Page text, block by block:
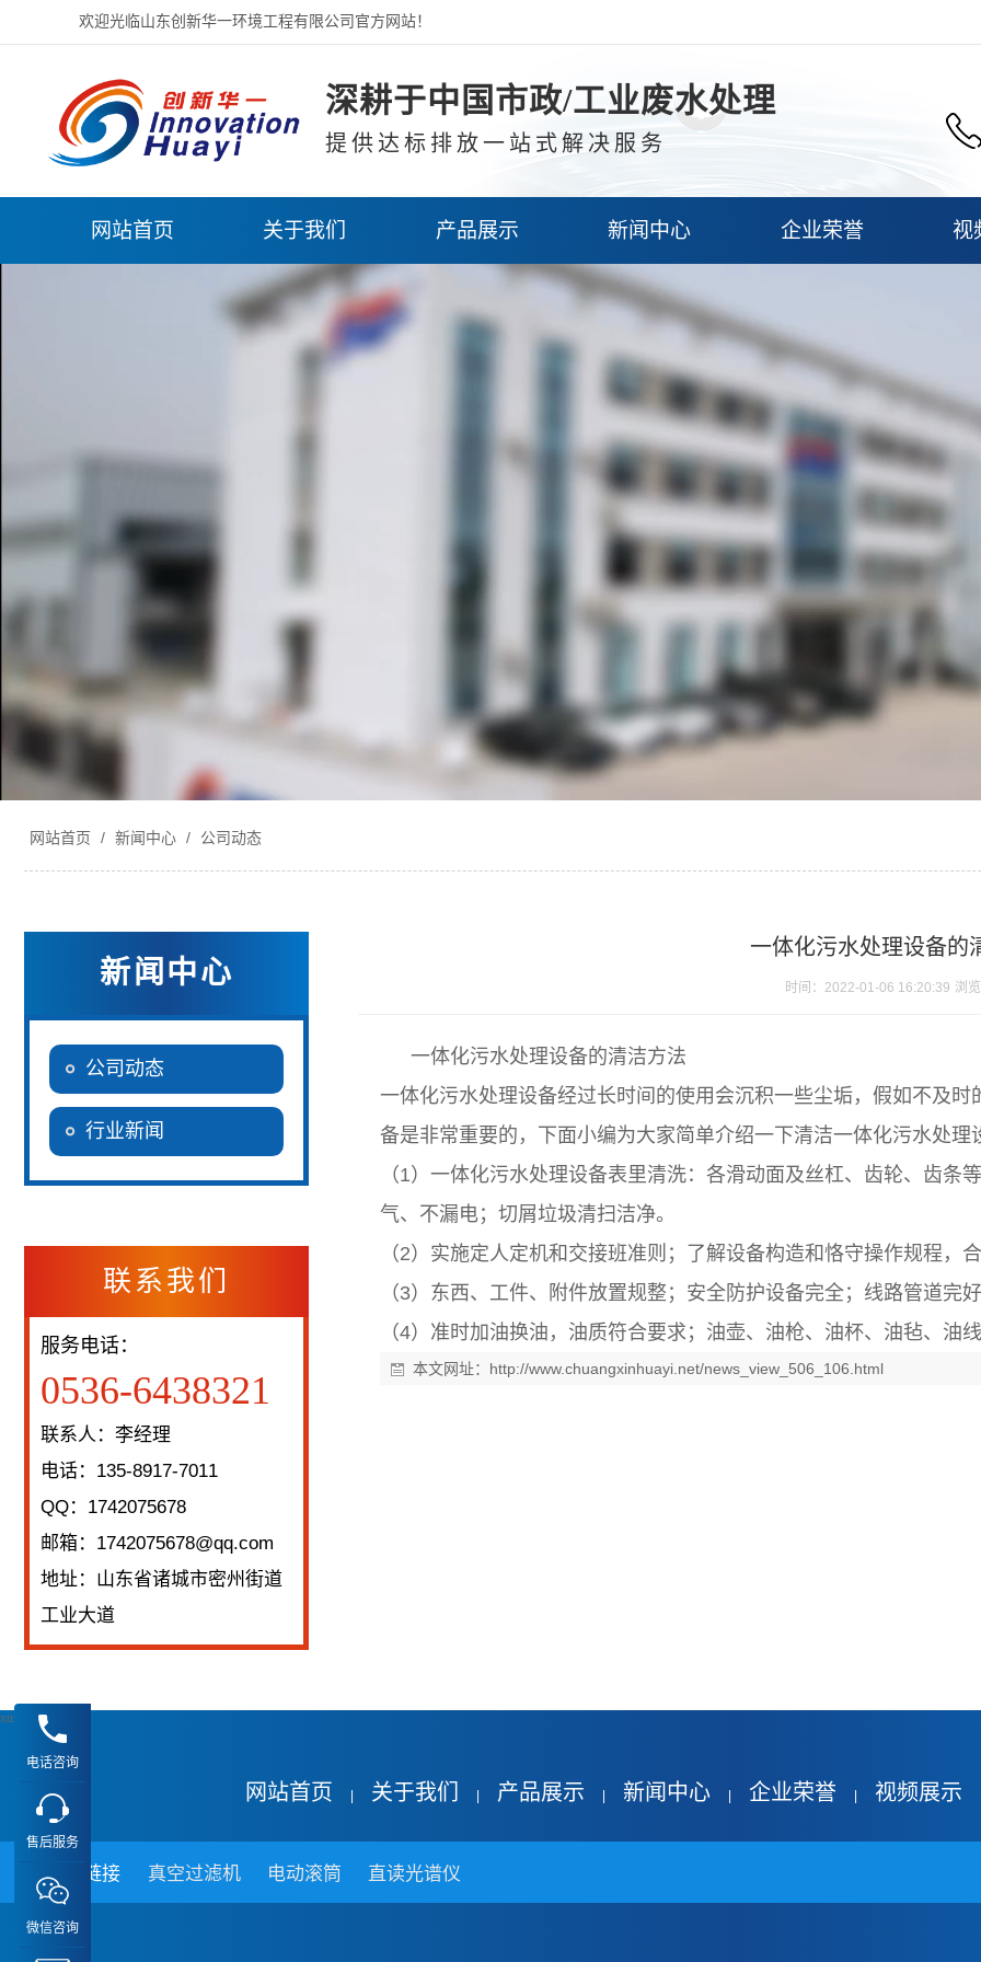
欢迎光临山东创新华一环境工程有限公司官方网站！
深耕于中国市政/工业废水处理
提供达标排放一站式解决服务
网站首页 关于我们 产品展示 新闻中心 企业荣誉 视
网站首页 / 新闻中心 / 公司动态
新闻中心
公司动态
行业新闻
联系我们
服务电话：
0536-6438321
联系人：李经理
电话：135-8917-7011
QQ：1742075678
邮箱：1742075678@qq.com
地址：山东省诸城市密州街道
工业大道
一体化污水处理设备的
时间：2022-01-06 16:20:39 浏
一体化污水处理设备的清洁方法
一体化污水处理设备经过长时间的使用会沉积一些尘垢，假如不及
备是非常重要的，下面小编为大家简单介绍一下清洁一体化污水处理
（1）一体化污水处理设备表里清洗：各滑动面及丝杠、齿轮、齿
气、不漏电；切屑垃圾清扫洁净。
（2）实施定人定机和交接班准则；了解设备构造和恪守操作规程，
（3）东西、工件、附件放置规整；安全防护设备完全；线路管道完
（4）准时加油换油，油质符合要求；油壶、油枪、油杯、油毡、油
本文网址： http://www.chuangxinhuayi.net/news_view_506_106.html
电话咨询
售后服务
微信咨询
xuz
网站首页 关于我们 产品展示 新闻中心 企业荣誉 视频展示
友情链接 真空过滤机 电动滚筒 直读光谱仪